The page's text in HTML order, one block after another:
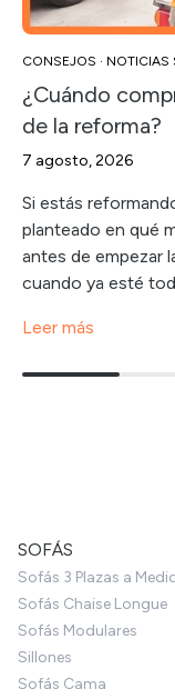
CONSEJOS · NOTICIAS
¿Cuándo
de la reforma?
7 agosto, 2026
Si estás
planteado en qué
antes de empezar
cuando ya esté
Leer más
SOFÁS
Sofás 3 Plazas a
Sofás Chaise Longue
Sofás Modulares
Sillones
Sofás Cama